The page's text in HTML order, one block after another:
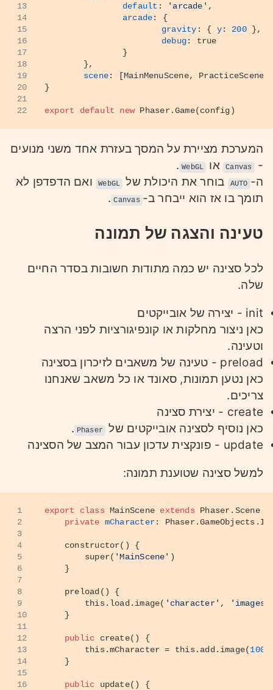
13
14
15
16
17
18
19
20
21
22
default : 'arcade' ,
arcade: {
gravity : { y: 200 },
debug: true
		}
	},
scene: [MainMenuScene, PracticeScene
}
export default new Phaser.Game(config)
המערכת מציירת על המסך בעזרת אחד משני מנועים
-
Canvas או WebGL
.
ה- AUTO בוחר את היכולת של WebGL ואם הדפדפן לא
תומך בו אז הוא ייבחר ב- Canvas
.
טעינה והצגה של תמונה
לכל סצינה יש כמה מתודות חשובות בסדר החיים
שלה.
init - יצירה של אובייקטים
כאן ניצור מחלקות או קונפיגורציות לפני הרצה
וטעינה.
preload - טעינה של משאבים לזיכרון בסצינה
כאן נטען תמונות, סאונד או כל משאב שאנחנו
צריכים.
create - יצירת סצינה
כאן נוסיף לסצינה אובייקטים של
Phaser
.
update - פונקצית עדכון עבור המצב של הסצינה
למשל סצינה שטוענת תמונה:
1
2
3
4
5
6
7
8
9
10
11
12
13
14
15
16
export class MainScene extends Phaser.Scene {
private mCharacter: Phaser.GameObjects .
constructor( ) {
super( 'MainScene' )
    }
preload ( ) {
this. load . image( 'character' ,
    }
public create( ) {
this.mCharacter = this. add . image(100
    }
public update( ) {